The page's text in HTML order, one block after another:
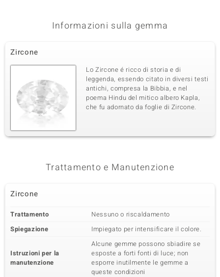
Informazioni sulla gemma
Zircone
Lo Zircone é ricco di storia e di
leggenda, essendo citato in diversi testi
antichi, compresa la Bibbia, e nel
poema Hindu del mitico albero Kapla,
che fu adornato da foglie di Zircone.
Trattamento e Manutenzione
Zircone
Trattamento
Nessuno o riscaldamento
Spiegazione
Impiegato per intensificare il colore.
Istruzioni per la
manutenzione
Alcune gemme possono sbiadire se
esposte a forti fonti di luce; non
esporre inutilmente le gemme a
queste condizioni